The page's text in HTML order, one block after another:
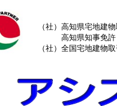
（社）高知県宅地建
高知県知事免許（
（社）全国宅地建物